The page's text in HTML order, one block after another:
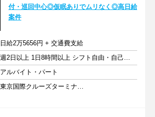
付・巡回中心◎仮眠ありでムリなく◎高日給
案件
日給2万5656円 + 交通費支給
週2日以上 1日8時間以上 シフト自由・自己申告
アルバイト・パート
東京国際クルーズターミナル駅 徒歩3分